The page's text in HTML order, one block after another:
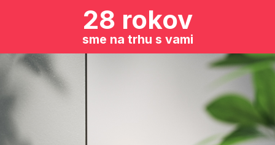
28 rokov
sme na trhu s vami